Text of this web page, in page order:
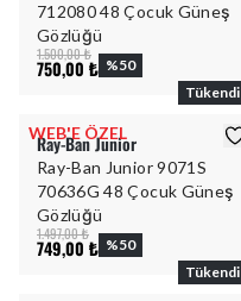
712080 48 Çocuk Güneş
Gözlüğü
1.500,00 ₺
750,00 ₺ %50
WEB'E ÖZEL
Tükendi
Ray-Ban Junior
Ray-Ban Junior 9071S
70636G 48 Çocuk Güneş
Gözlüğü
1.497,00 ₺
749,00 ₺ %50
Tükendi